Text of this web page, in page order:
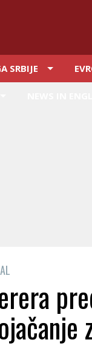
SRBIJE